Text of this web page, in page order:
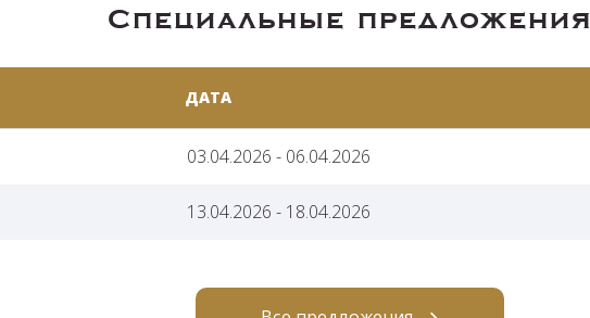
Специальные предложения
ДАТА
03.04.2026 - 06.04.2026
13.04.2026 - 18.04.2026